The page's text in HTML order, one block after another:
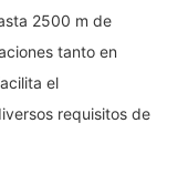
2500 m de
tanto en
el
requisitos de